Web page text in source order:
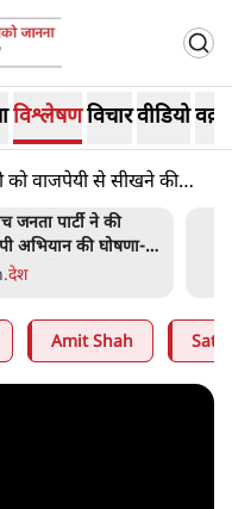
विश्लेषणविचारवीडियो
को वाजपेयी से सीखने की
मोदी ‘गॉडफादर’ भागवत
Z पर सलाह मानेंः
दिपके
.देश
Amit Shah